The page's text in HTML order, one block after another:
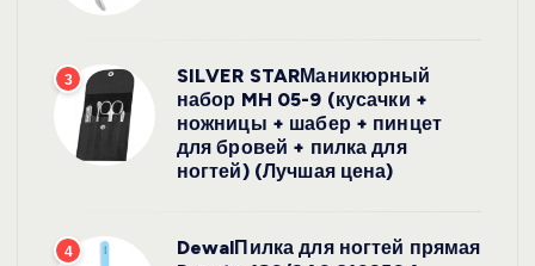
3
SILVER STARМаникюрный
набор MH 05-9 (кусачки +
ножницы + шабер + пинцет
для бровей + пилка для
ногтей) (Лучшая цена)
4
DewalПилка для ногтей прямая